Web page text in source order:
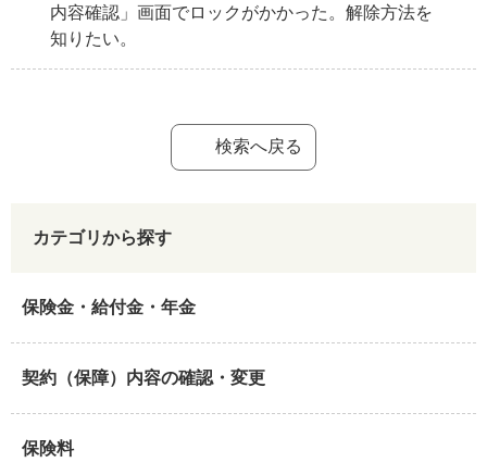
内容確認」画面でロックがかかった。解除方法を
知りたい。
検索へ戻る
カテゴリから探す
保険金・給付金・年金
契約（保障）内容の確認・変更
保険料